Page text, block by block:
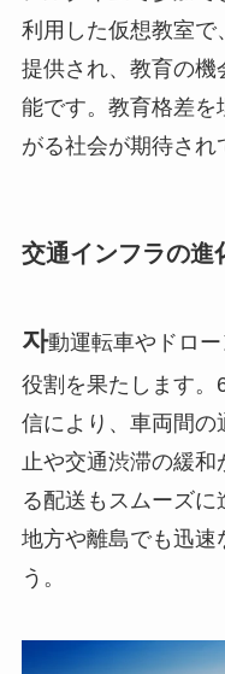
利用した仮想教室
提供され、教育の
能です。教育格差
がる社会が期待され
交通インフラの進
자動運転車やドロ
役割を果たします。
信により、車両間
止や交通渋滞の緩
る配送もスムーズに
地方や離島でも迅速
う。